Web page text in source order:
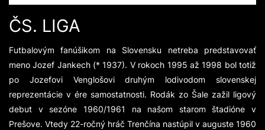
ČS. LIGA
Futbalovým fanúšikom na Slovensku netreba predstavovať
meno Jozef Jankech (* 1937). V rokoch 1995 až 1998 bol totiž
po Jozefovi Venglošovi druhým lodivodom slovenskej
reprezentácie v ére samostatnosti. Rodák zo Šale zažil ligový
debut v sezóne 1960/1961 na našom starom štadióne v
Prešove. Vtedy 22-ročný hráč Trenčína nastúpil v auguste 1960